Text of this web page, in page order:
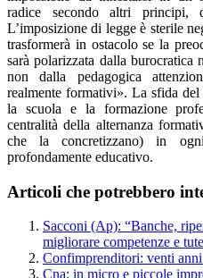
radice secondo altri principi,
L’imposizione di legge è sterile
trasformerà in ostacolo se la
sarà polarizzata dalla burocratica
non dalla pedagogica
realmente formativi». La sfida
la scuola e la formazione
centralità della alternanza
che la concretizzano) in
profondamente educativo.
Articoli che potrebbero
Sacconi (Ap): “Banche,
migliorare competenze e
Confimprenditori: venti
Cna: in micro e piccole